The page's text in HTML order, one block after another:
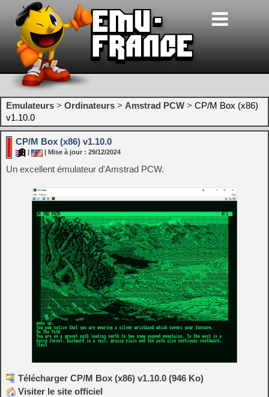
Emulateurs > Ordinateurs > Amstrad PCW > CP/M Box (x86)
v1.10.0
CP/M Box (x86) v1.10.0
| Mise à jour : 29/12/2024
Un excellent émulateur d'Amstrad PCW.
Télécharger CP/M Box (x86) v1.10.0 (946 Ko)
Visiter le site officiel